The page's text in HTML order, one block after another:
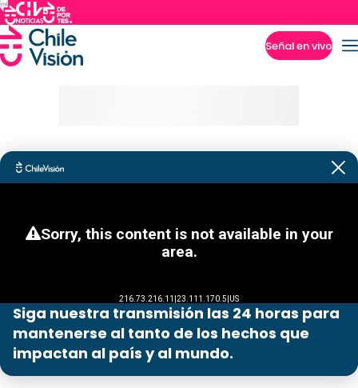
Señal en vivo
Siga nuestra transmisión las 24 horas para
mantenerse al tanto de los hechos que
impactan al país y al mundo.
Programas